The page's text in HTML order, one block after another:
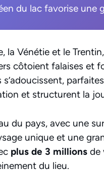
du lac favorise une
la Vénétie et le
côtoient falaises et
s’adoucissent,
et structurent la
du pays, avec une
unique et une
plus de 3 millions de
du lieu.